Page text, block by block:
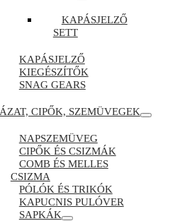
KAPÁSJELZŐ
SETT
KAPÁSJELZŐ
KIEGÉSZÍTŐK
SNAG GEARS
CIPŐK, SZEMÜVEGEK
NAPSZEMÜVEG
CIPŐK ÉS CSIZMÁK
COMB ÉS MELLES
CSIZMA
PÓLÓK ÉS TRIKÓK
KAPUCNIS PULÓVER
SAPKÁK